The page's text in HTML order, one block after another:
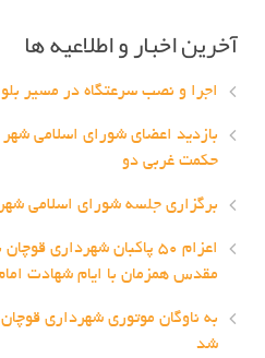
آخرین اخبار و اطلاعیه ها
اجرا و نصب سرعتگاه در مسیر
بازدید اعضای شورای اسلامی شهر
حکمت غربی دو
برگزاری جلسه شورای اسلامی
اعزام ۵۰ پاکبان شهرداری
مقدس همزمان با ایام شهادت
به ناوگان موتوری شهرداری
شد